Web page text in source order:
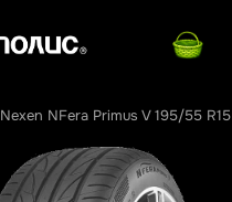
Nexen NFera Primus V 195/55 R15